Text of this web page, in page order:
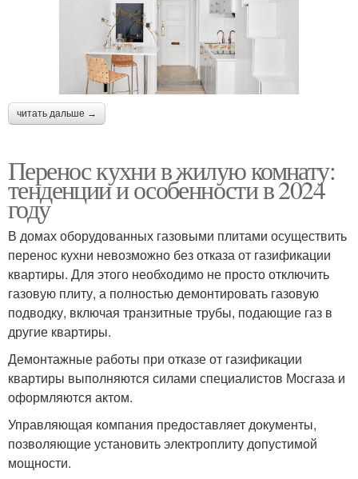
читать дальше →
Перенос кухни в жилую комнату:
тенденции и особенности в 2024
году
В домах оборудованных газовыми плитами осуществить
перенос кухни невозможно без отказа от газификации
квартиры. Для этого необходимо не просто отключить
газовую плиту, а полностью демонтировать газовую
подводку, включая транзитные трубы, подающие газ в
другие квартиры.
Демонтажные работы при отказе от газификации
квартиры выполняются силами специалистов Мосгаза и
оформляются актом.
Управляющая компания предоставляет документы,
позволяющие установить электроплиту допустимой
мощности.